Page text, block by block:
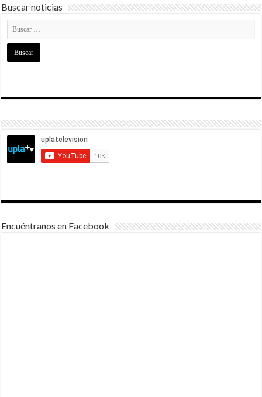
Buscar noticias
Encuéntranos en Facebook